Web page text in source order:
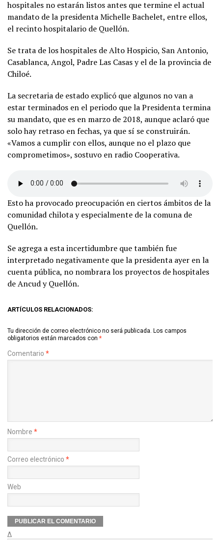
hospitales no estarán listos antes que termine el actual
mandato de la presidenta Michelle Bachelet, entre ellos,
el recinto hospitalario de Quellón.
Se trata de los hospitales de Alto Hospicio, San Antonio,
Casablanca, Angol, Padre Las Casas y el de la provincia de
Chiloé.
La secretaria de estado explicó que algunos no van a
estar terminados en el periodo que la Presidenta termina
su mandato, que es en marzo de 2018, aunque aclaró que
solo hay retraso en fechas, ya que sí se construirán.
«Vamos a cumplir con ellos, aunque no el plazo que
comprometimos», sostuvo en radio Cooperativa.
Esto ha provocado preocupación en ciertos ámbitos de la
comunidad chilota y especialmente de la comuna de
Quellón.
Se agrega a esta incertidumbre que también fue
interpretado negativamente que la presidenta ayer en la
cuenta pública, no nombrara los proyectos de hospitales
de Ancud y Quellón.
ARTÍCULOS RELACIONADOS:
Tu dirección de correo electrónico no será publicada. Los campos
obligatorios están marcados con *
Comentario *
Nombre *
Correo electrónico *
Web
Δ